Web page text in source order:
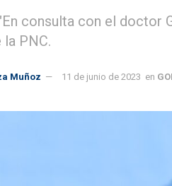
consulta con el doctor
la PNC.
Muñoz 11 de junio de 2023 en